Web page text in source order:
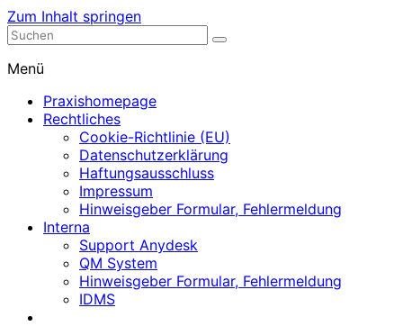
Zum Inhalt springen
Nephrologische Praxis mit Dialyse
Menü
Praxishomepage
Rechtliches
Cookie-Richtlinie (EU)
Datenschutzerklärung
Haftungsausschluss
Impressum
Hinweisgeber Formular, Fehlermeldung
Interna
Support Anydesk
QM System
Hinweisgeber Formular, Fehlermeldung
IDMS